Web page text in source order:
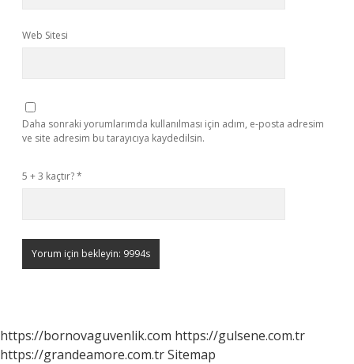
Web Sitesi
Daha sonraki yorumlarımda kullanılması için adım, e-posta adresim
ve site adresim bu tarayıcıya kaydedilsin.
5 + 3 kaçtır?*
https://bornovaguvenlik.com https://gulsene.com.tr
https://grandeamore.com.trSitemap